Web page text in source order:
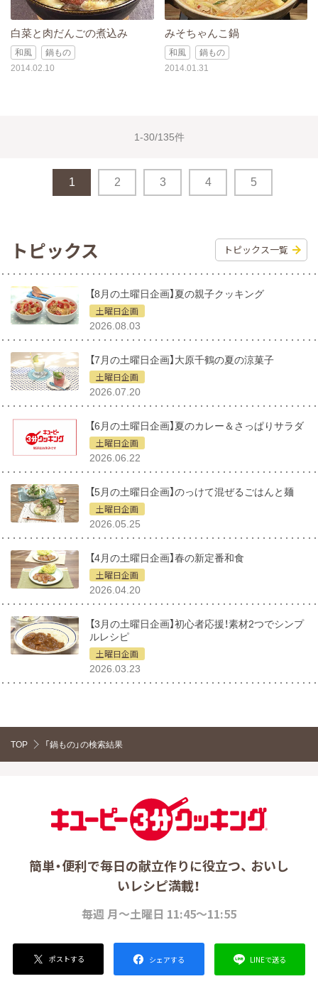
白菜と肉だんごの煮込み
和風
鍋もの
2014.02.10
みそちゃんこ鍋
和風
鍋もの
2014.01.31
1-30/135件
1 2 3 4 5
トピックス トピックス一覧
【8月の土曜日企画】夏の親子クッキング
土曜日企画
2026.08.03
【7月の土曜日企画】大原千鶴の夏の涼菓子
土曜日企画
2026.07.20
【6月の土曜日企画】夏のカレー＆さっぱりサラダ
土曜日企画
2026.06.22
【5月の土曜日企画】のっけて混ぜるごはんと麺
土曜日企画
2026.05.25
【4月の土曜日企画】春の新定番和食
土曜日企画
2026.04.20
【3月の土曜日企画】初心者応援！素材2つでシンプ
ルレシピ
土曜日企画
2026.03.23
TOP 「鍋もの」の検索結果
簡単・便利で毎日の献立作りに役立つ、 おいし
いレシピ満載！
毎週 月～土曜日 11:45～11:55
ポストする シェアする LINEで送る